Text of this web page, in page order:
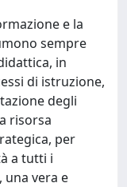
e la
sempre
in
di istruzione,
degli
risorsa
per
a tutti i
una vera e